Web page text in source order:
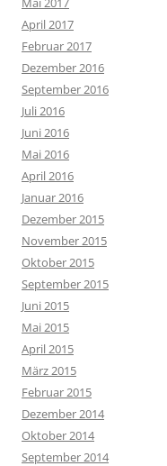
April 2017
Februar 2017
Dezember 2016
September 2016
Juli 2016
Juni 2016
Mai 2016
April 2016
Januar 2016
Dezember 2015
November 2015
Oktober 2015
September 2015
Juni 2015
Mai 2015
April 2015
März 2015
Februar 2015
Dezember 2014
Oktober 2014
September 2014